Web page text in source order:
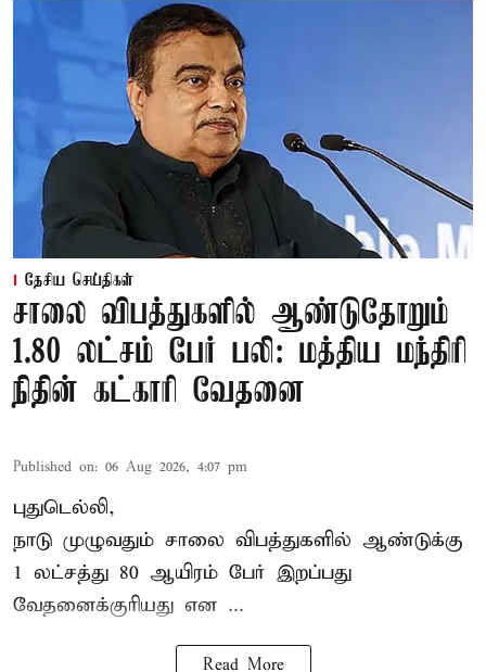
தேசிய செய்திகள்
சாலை விபத்துகளில் ஆண்டுதோறும்
1.80 லட்சம் பேர் பலி: மத்திய மந்திரி
நிதின் கட்காரி வேதனை
Published on: 06 Aug 2026, 4:07 pm
புதுடெல்லி,
நாடு முழுவதும் சாலை விபத்துகளில் ஆண்டுக்கு
1 லட்சத்து 80 ஆயிரம் பேர் இறப்பது
வேதனைக்குரியது என ...
Read More